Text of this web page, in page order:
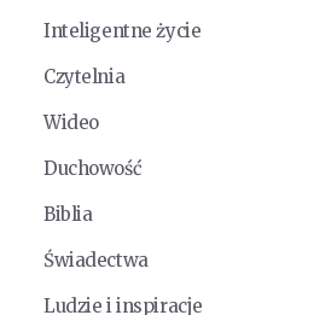
Inteligentne życie
Czytelnia
Wideo
Duchowość
Biblia
Świadectwa
Ludzie i inspiracje